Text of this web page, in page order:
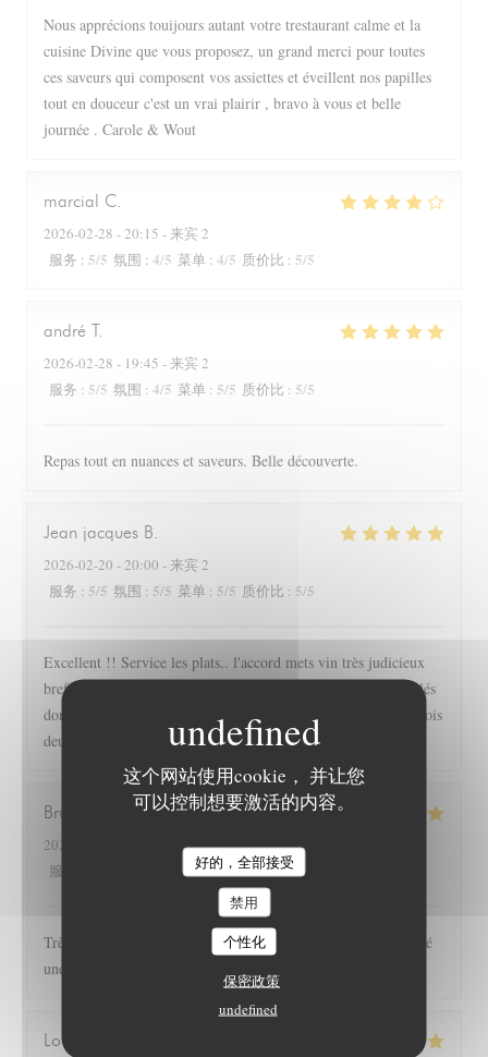
这个网站使用cookie， 并让您
可以控制想要激活的内容。
好的，全部接受
禁用
个性化
保密政策
undefined
Nous apprécions touijours autant votre trestaurant calme et la
cuisine Divine que vous proposez, un grand merci pour toutes
ces saveurs qui composent vos assiettes et éveillent nos papilles
tout en douceur c'est un vrai plairir , bravo à vous et belle
journée . Carole & Wout
marcial C
2026-02-28 - 20:15 - 来宾 2
服务 : 5/5 氛围 : 4/5 菜单 : 4/5 质价比 : 5/5
andré T
2026-02-28 - 19:45 - 来宾 2
服务 : 5/5 氛围 : 4/5 菜单 : 5/5 质价比 : 5/5
Repas tout en nuances et saveurs. Belle découverte.
Jean jacques B
2026-02-20 - 20:00 - 来宾 2
服务 : 5/5 氛围 : 5/5 菜单 : 5/5 质价比 : 5/5
Excellent !! Service les plats.. l'accord mets vin très judicieux
bref.. le top qui a de quoi faire rougir des établissements étoilés
dont se demande comment ils ont pu obtenir une étoile et parfois
deux.. ici tout est plaisir des papilles merci
Bruno
2026-02-12
- 19:30 - 来宾 2
服务
菜单:5/5 质价比:5/5
Très bon accueil. Plats raffinés.Tres délicieux Nous avons passé
une superbe soirée
Louise
LE NID - TABLE INTIMISTE